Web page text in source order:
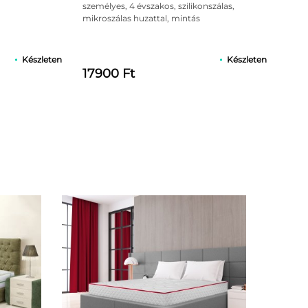
alkotó deszkák között legyen térköz), vagy
Készleten
személyes, 4 évszakos, szilikonszálas,
mikroszálas huzattal, mintás
17900 Ft
Készleten